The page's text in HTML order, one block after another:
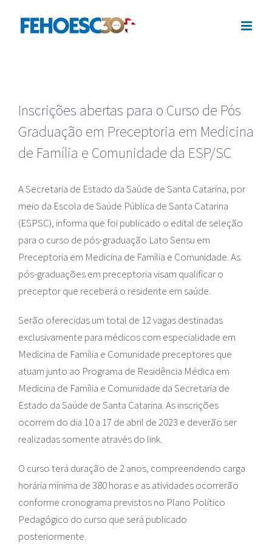
Inscrições abertas para o Curso de Pós
Graduação em Preceptoria em Medicina
de Família e Comunidade da ESP/SC
A Secretaria de Estado da Saúde de Santa Catarina, por
meio da Escola de Saúde Pública de Santa Catarina
(ESPSC), informa que foi publicado o edital de seleção
para o curso de pós-graduação Lato Sensu em
Preceptoria em Medicina de Família e Comunidade. As
pós-graduações em preceptoria visam qualificar o
preceptor que receberá o residente em saúde.
Serão oferecidas um total de 12 vagas destinadas
exclusivamente para médicos com especialidade em
Medicina de Família e Comunidade preceptores que
atuam junto ao Programa de Residência Médica em
Medicina de Família e Comunidade da Secretaria de
Estado da Saúde de Santa Catarina. As inscrições
ocorrem do dia 10 a 17 de abril de 2023 e deverão ser
realizadas somente através do link.
O curso terá duração de 2 anos, compreendendo carga
horária mínima de 380 horas e as atividades ocorrerão
conforme cronograma previstos no Plano Político
Pedagógico do curso que será publicado
posteriormente.